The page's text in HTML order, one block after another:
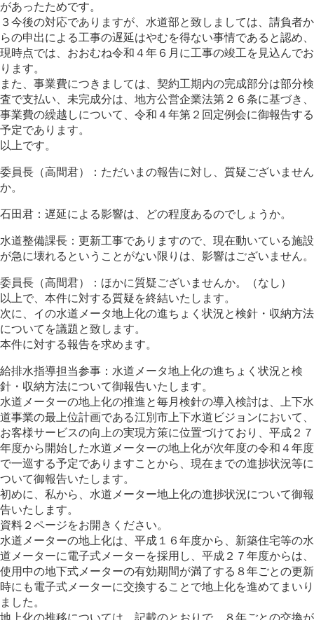
があったためです。
３今後の対応でありますが、水道部と致しましては、請負者か
らの申出による工事の遅延はやむを得ない事情であると認め、
現時点では、おおむね令和４年６月に工事の竣工を見込んでお
ります。
また、事業費につきましては、契約工期内の完成部分は部分検
査で支払い、未完成分は、地方公営企業法第２６条に基づき、
事業費の繰越しについて、令和４年第２回定例会に御報告する
予定であります。
以上です。
委員長（高間君）：ただいまの報告に対し、質疑ございません
か。
石田君：遅延による影響は、どの程度あるのでしょうか。
水道整備課長：更新工事でありますので、現在動いている施設
が急に壊れるということがない限りは、影響はございません。
委員長（高間君）：ほかに質疑ございませんか。（なし）
以上で、本件に対する質疑を終結いたします。
次に、イの水道メータ地上化の進ちょく状況と検針・収納方法
についてを議題と致します。
本件に対する報告を求めます。
給排水指導担当参事：水道メータ地上化の進ちょく状況と検
針・収納方法について御報告いたします。
水道メーターの地上化の推進と毎月検針の導入検討は、上下水
道事業の最上位計画である江別市上下水道ビジョンにおいて、
お客様サービスの向上の実現方策に位置づけており、平成２７
年度から開始した水道メーターの地上化が次年度の令和４年度
で一巡する予定でありますことから、現在までの進捗状況等に
ついて御報告いたします。
初めに、私から、水道メーター地上化の進捗状況について御報
告いたします。
資料２ページをお開きください。
水道メーターの地上化は、平成１６年度から、新築住宅等の水
道メーターに電子式メーターを採用し、平成２７年度からは、
使用中の地下式メーターの有効期間が満了する８年ごとの更新
時にも電子式メーターに交換することで地上化を進めてまいり
ました。